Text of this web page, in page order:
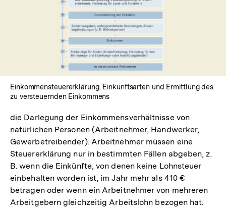
In
Lightbox
öffnen
Einkommensteuererklärung. Einkunftsarten und Ermittlung des
zu versteuernden Einkommens
die Darlegung der Einkommensverhältnisse von
natürlichen Personen (Arbeitnehmer, Handwerker,
Gewerbetreibender). Arbeitnehmer müssen eine
Steuererklärung nur in bestimmten Fällen abgeben, z.
B. wenn die Einkünfte, von denen keine Lohnsteuer
einbehalten worden ist, im Jahr mehr als 410 €
betragen oder wenn ein Arbeitnehmer von mehreren
Arbeitgebern gleichzeitig Arbeitslohn bezogen hat.